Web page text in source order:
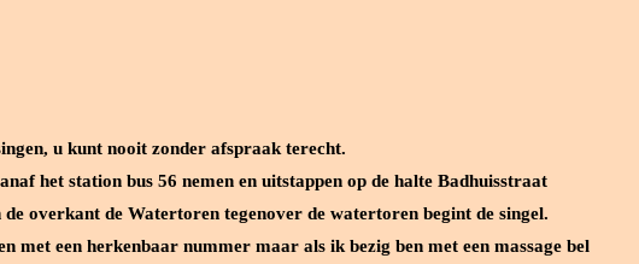
u kunt nooit zonder afspraak terecht.
het station bus 56 nemen en uitstappen op de halte Badhuisstraat
overkant de Watertoren tegenover de watertoren begint de singel.
een herkenbaar nummer maar als ik bezig ben met een massage bel